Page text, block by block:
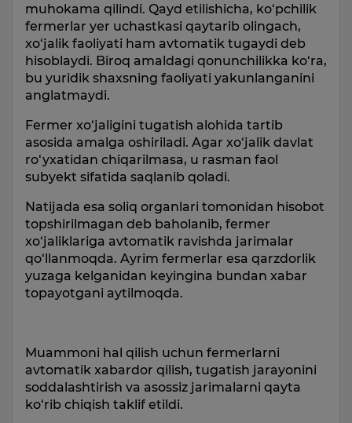
muhokama qilindi. Qayd etilishicha, ko‘pchilik
fermerlar yer uchastkasi qaytarib olingach,
xo‘jalik faoliyati ham avtomatik tugaydi deb
hisoblaydi. Biroq amaldagi qonunchilikka ko‘ra,
bu yuridik shaxsning faoliyati yakunlanganini
anglatmaydi.
Fermer xo‘jaligini tugatish alohida tartib
asosida amalga oshiriladi. Agar xo‘jalik davlat
ro‘yxatidan chiqarilmasa, u rasman faol
subyekt sifatida saqlanib qoladi.
Natijada esa soliq organlari tomonidan hisobot
topshirilmagan deb baholanib, fermer
xo‘jaliklariga avtomatik ravishda jarimalar
qo‘llanmoqda. Ayrim fermerlar esa qarzdorlik
yuzaga kelganidan keyingina bundan xabar
topayotgani aytilmoqda.
Muammoni hal qilish uchun fermerlarni
avtomatik xabardor qilish, tugatish jarayonini
soddalashtirish va asossiz jarimalarni qayta
ko‘rib chiqish taklif etildi.